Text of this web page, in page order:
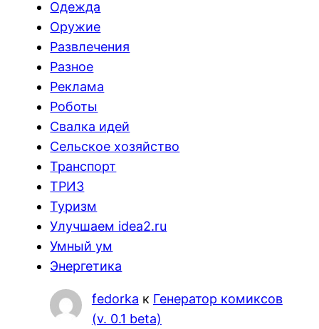
Одежда
Оружие
Развлечения
Разное
Реклама
Роботы
Свалка идей
Сельское хозяйство
Транспорт
ТРИЗ
Туризм
Улучшаем idea2.ru
Умный ум
Энергетика
fedorka к Генератор комиксов
(v. 0.1 beta)